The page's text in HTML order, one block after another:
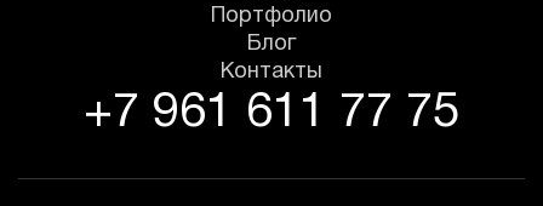
Портфолио
Блог
Контакты
+7 961 611 77 75
Онлайн-консультант